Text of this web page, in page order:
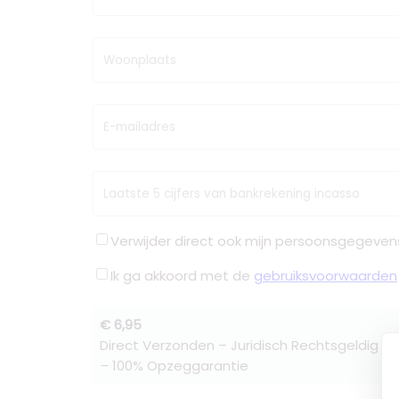
Woonplaats
E-mailadres
Laatste 5 cijfers van bankrekening incasso
Verwijder direct ook mijn
Ik ga akkoord met de gebruiksvoorwaarden
€ 6,95
Direct Verzonden – Juridisch Rechtsgeldig –
– 100% Opzeggarantie